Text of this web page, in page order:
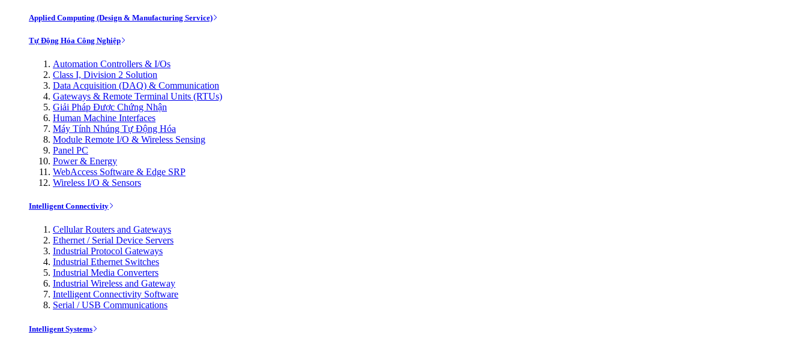
Applied Computing (Design & Manufacturing Service)
Tự Động Hóa Công Nghiệp
Automation Controllers & I/Os
Class I, Division 2 Solution
Data Acquisition (DAQ) & Communication
Gateways & Remote Terminal Units (RTUs)
Giải Pháp Được Chứng Nhận
Human Machine Interfaces
Máy Tính Nhúng Tự Động Hóa
Module Remote I/O & Wireless Sensing
Panel PC
Power & Energy
WebAccess Software & Edge SRP
Wireless I/O & Sensors
Intelligent Connectivity
Cellular Routers and Gateways
Ethernet / Serial Device Servers
Industrial Protocol Gateways
Industrial Ethernet Switches
Industrial Media Converters
Industrial Wireless and Gateway
Intelligent Connectivity Software
Serial / USB Communications
Intelligent Systems